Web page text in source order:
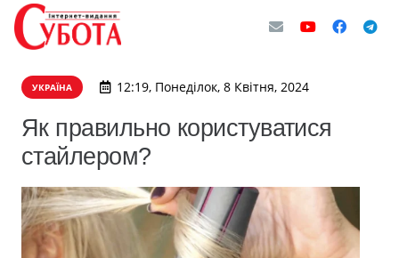
УКРАЇНА 12:19, Понеділок, 8 Квітня, 2024
Як правильно користуватися
стайлером?